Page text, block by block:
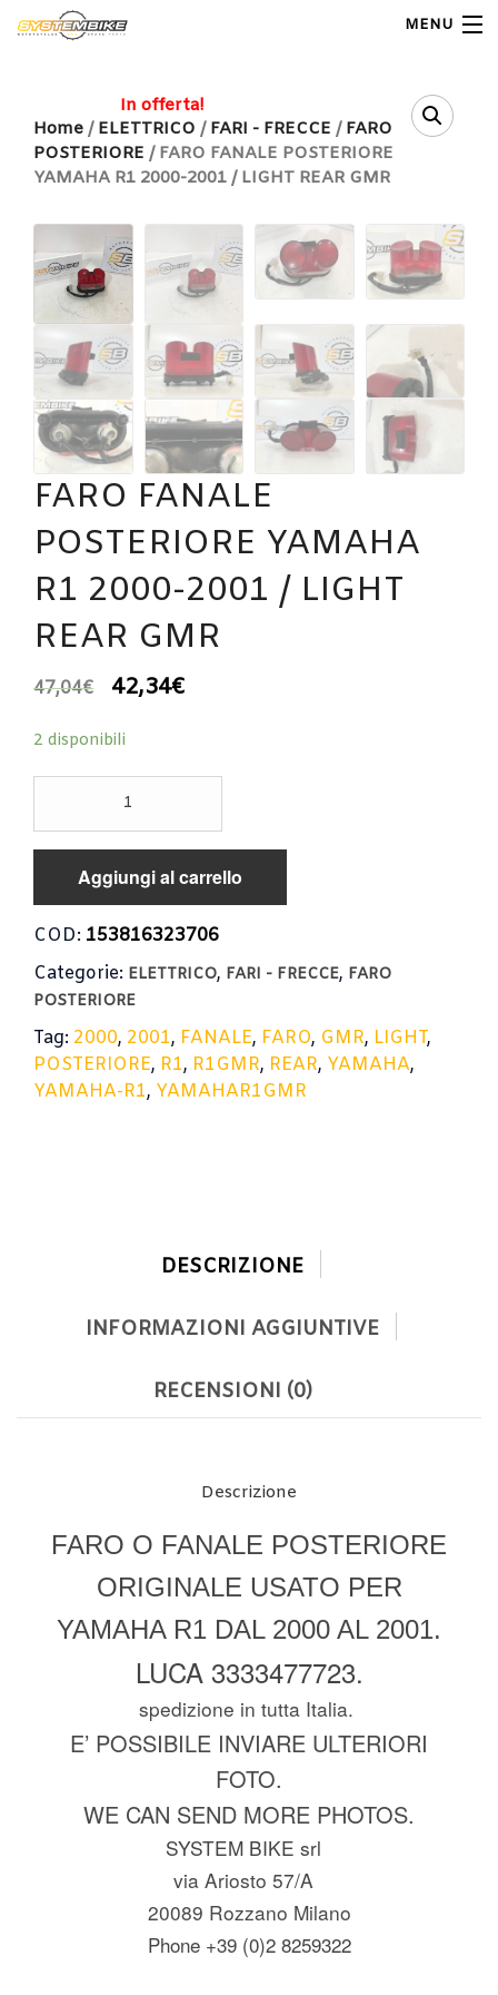
MENU
Home
Shop Ricambi
Note Generali
Carrello
Contatti
Home / ELETTRICO / FARI - FRECCE / FARO
POSTERIORE / FARO FANALE POSTERIORE
YAMAHA R1 2000-2001 / LIGHT REAR GMR
In offerta!
FARO FANALE
POSTERIORE YAMAHA
R1 2000-2001 / LIGHT
REAR GMR
47,04€ 42,34€
2 disponibili
POSTERIORE
YAMAHA
2000-
2001
LIGHT
REAR
quantità
Aggiungi al carrello
COD: 153816323706
Categorie: ELETTRICO, FARI - FRECCE, FARO
POSTERIORE
Tag: 2000, 2001, FANALE, FARO, GMR, LIGHT,
POSTERIORE, R1, R1GMR, REAR, YAMAHA,
YAMAHA-R1, YAMAHAR1GMR
DESCRIZIONE
INFORMAZIONI AGGIUNTIVE
RECENSIONI (0)
Descrizione
FARO O FANALE POSTERIORE
ORIGINALE USATO PER
YAMAHA R1 DAL 2000 AL 2001.
LUCA 3333477723.
spedizione in tutta Italia.
E’ POSSIBILE INVIARE ULTERIORI
FOTO.
WE CAN SEND MORE PHOTOS.
SYSTEM BIKE srl
via Ariosto 57/A
20089 Rozzano Milano
Phone +39 (0)2 8259322